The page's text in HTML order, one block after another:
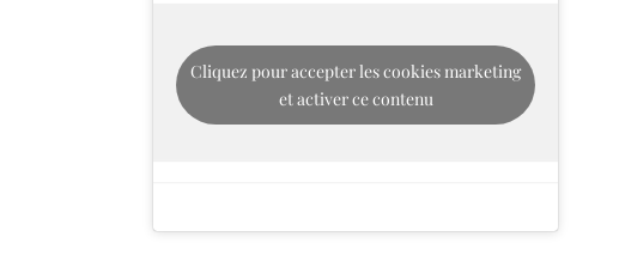
Cliquez pour accepter les cookies marketing
et activer ce contenu